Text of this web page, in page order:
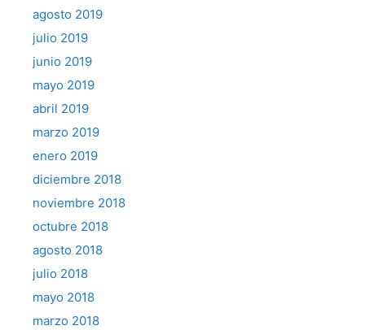
agosto 2019
julio 2019
junio 2019
mayo 2019
abril 2019
marzo 2019
enero 2019
diciembre 2018
noviembre 2018
octubre 2018
agosto 2018
julio 2018
mayo 2018
marzo 2018